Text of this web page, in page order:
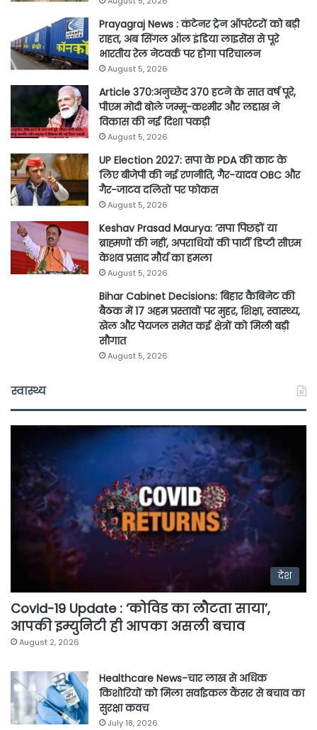
Prayagraj News : कंटेनर ट्रेन ऑपरेटरों को बड़ी
राहत, अब सिंगल ऑल इंडिया लाइसेंस से पूरे
भारतीय रेल नेटवर्क पर होगा परिचालन
August 5, 2026
Article 370:अनुच्छेद 370 हटने के सात वर्ष पूरे,
पीएम मोदी बोले जम्मू-कश्मीर और लद्दाख ने
विकास की नई दिशा पकड़ी
August 5, 2026
UP Election 2027: सपा के PDA की काट के
लिए बीजेपी की नई रणनीति, गैर-यादव OBC और
गैर-जाटव दलितों पर फोकस
August 5, 2026
Keshav Prasad Maurya: ‘सपा पिछड़ों या
ब्राह्मणों की नहीं, अपराधियों की पार्टी डिप्टी सीएम
केशव प्रसाद मौर्य का हमला
August 5, 2026
Bihar Cabinet Decisions: बिहार कैबिनेट की
बैठक में 17 अहम प्रस्तावों पर मुहर, शिक्षा, स्वास्थ्य,
खेल और पेयजल समेत कई क्षेत्रों को मिली बड़ी
सौगात
August 5, 2026
स्वास्थ्य
देश
Covid-19 Update : ‘कोविड का लौटता साया’,
आपकी इम्युनिटी ही आपका असली बचाव
August 2, 2026
Healthcare News-चार लाख से अधिक
किशोरियों को मिला सर्वाइकल कैंसर से बचाव का
सुरक्षा कवच
July 18, 2026